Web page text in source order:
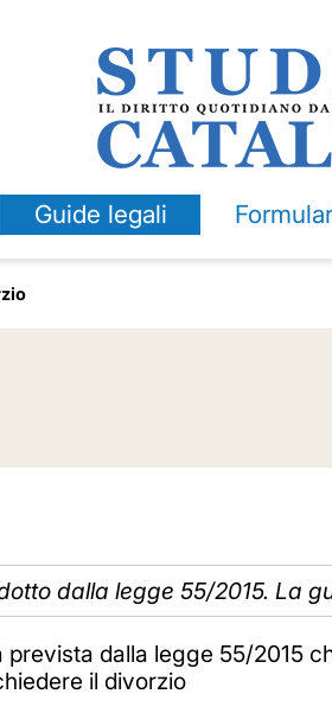
Guide legali
dalla legge 55/2015. La
dalla legge 55/2015
il divorzio